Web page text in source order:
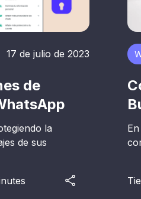
17 de julio de 2023
de
la
de sus